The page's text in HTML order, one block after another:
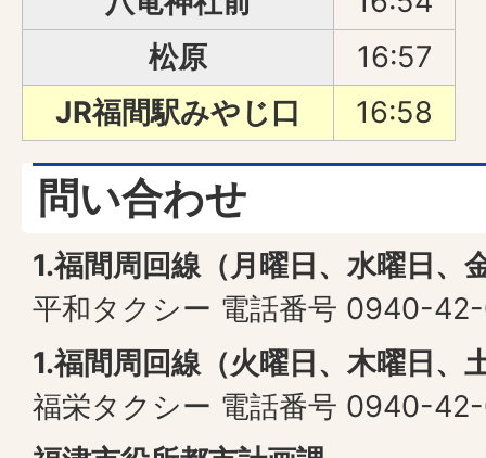
松原
16:57
JR福間駅みやじ口
16:58
問い合わせ
1.福間周回線（月曜日、水曜日、
平和タクシー 電話番号 0940-
1.福間周回線（火曜日、木曜日、
福栄タクシー 電話番号 0940-